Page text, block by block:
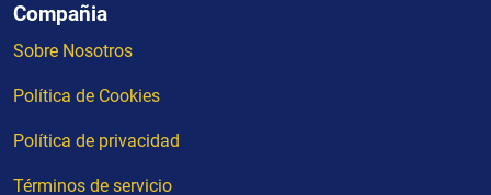
Compañia
Sobre Nosotros
Política de Cookies
Política de privacidad
Términos de servicio